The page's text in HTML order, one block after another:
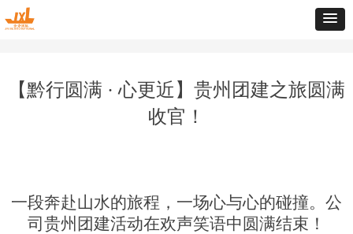
【黔行圆满 · 心更近】贵州团建之旅圆满
收官！
一段奔赴山水的旅程，一场心与心的碰撞。公
司贵州团建活动在欢声笑语中圆满结束！